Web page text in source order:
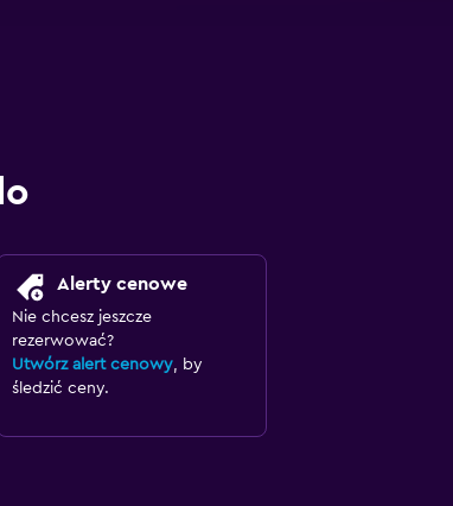
Alerty cenowe
Nie chcesz jeszcze
rezerwować?
Utwórz alert cenowy, by
śledzić ceny.